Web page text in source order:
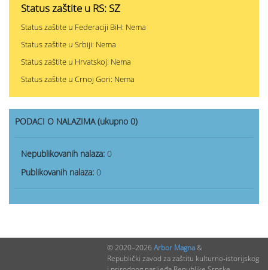
Status zaštite u RS: SZ
Status zaštite u Federaciji BiH: Nema
Status zaštite u Srbiji: Nema
Status zaštite u Hrvatskoj: Nema
Status zaštite u Crnoj Gori: Nema
PODACI O NALAZIMA (ukupno 0)
Nepublikovanih nalaza: 0
Publikovanih nalaza: 0
© 2020–2026 Arbor Magna&
Republički zavod za zaštitu kulturno-istorijskog